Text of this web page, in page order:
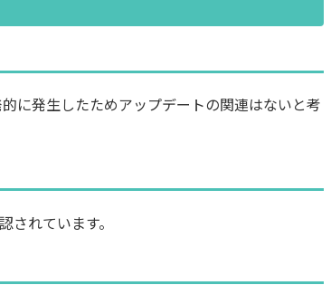
に発生したためアップデートの関連はないと考
れています。